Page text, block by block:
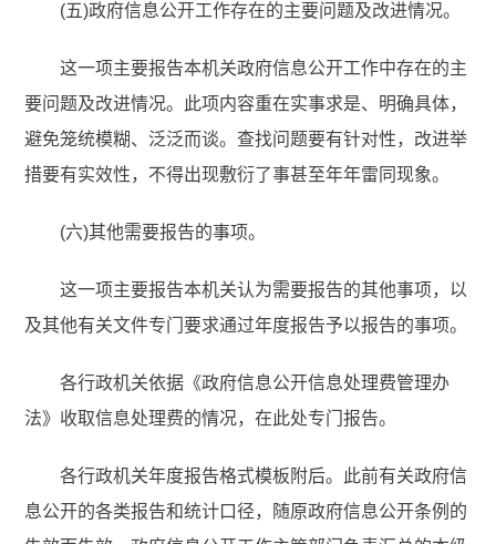
(五)政府信息公开工作存在的主要问题及改进情况。
这一项主要报告本机关政府信息公开工作中存在的主
要问题及改进情况。此项内容重在实事求是、明确具体，
避免笼统模糊、泛泛而谈。查找问题要有针对性，改进举
措要有实效性，不得出现敷衍了事甚至年年雷同现象。
(六)其他需要报告的事项。
这一项主要报告本机关认为需要报告的其他事项，以
及其他有关文件专门要求通过年度报告予以报告的事项。
各行政机关依据《政府信息公开信息处理费管理办
法》收取信息处理费的情况，在此处专门报告。
各行政机关年度报告格式模板附后。此前有关政府信
息公开的各类报告和统计口径，随原政府信息公开条例的